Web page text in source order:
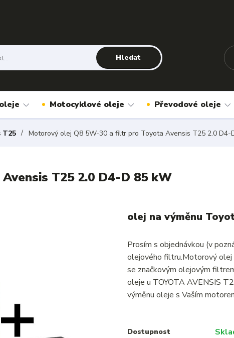
Hledat
Motocyklové oleje Převodové oleje
T25 Motorový olej Q8 5W-30 a filtr pro Toyota Avensis T25 2.0 D4-
T25 2.0 D4-D 85 kW
olej na výměnu
Prosím s objednávkou (v
olejového filtru.Motorový
se značkovým olejovým
oleje u TOYOTA AVENSIS
výměnu oleje s Vaším
Dostupnost